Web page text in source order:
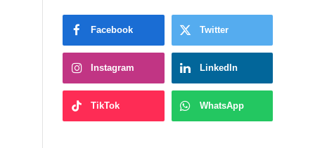
Facebook Twitter
Instagram LinkedIn
TikTok WhatsApp